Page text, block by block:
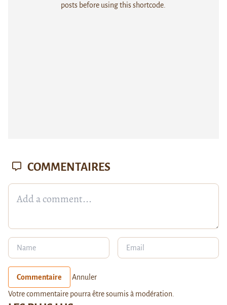
posts before using this shortcode.
COMMENTAIRES
Commentaire Annuler
Votre commentaire pourra être soumis à modération.